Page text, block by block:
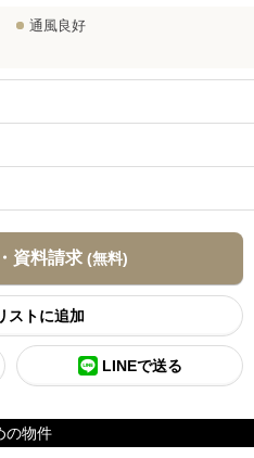
通風良好
資料請求 (無料)
スト
LINEで送る
の物件